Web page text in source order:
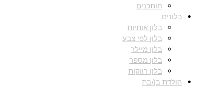
חותכנים
בלונים
בלון אותיות
בלון לפי צבע
בלון מיילר
בלון מספר
בלון רווקות
הולדת בן/בת